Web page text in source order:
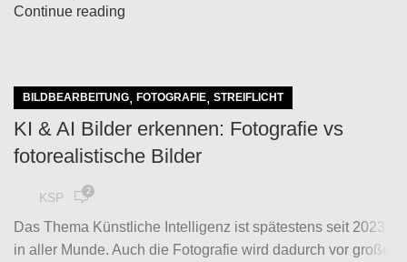
Continue reading
BILDBEARBEITUNG, FOTOGRAFIE, STREIFLICHT
KI & AI Bilder erkennen: Fotografie vs
fotorealistische Bilder
KSP 2
Das Thema Künstliche Intelligenz ist spätestens seit 2023
in aller Munde. Auch die Fotografie wird dadurch vor große